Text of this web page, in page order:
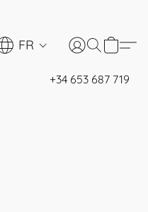
FR
+34 653 687 719